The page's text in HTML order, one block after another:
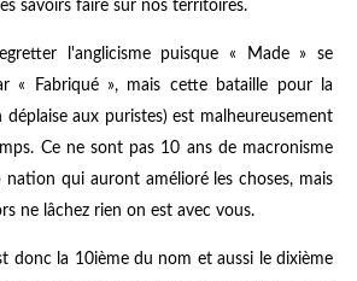
savoirs faire sur nos territoires.
l'anglicisme puisque « Made » se
« Fabriqué », mais cette bataille pour la
déplaise aux puristes) est malheureusement
Ce ne sont pas 10 ans de macronisme
qui auront amélioré les choses, mais
ne lâchez rien on est avec vous.
donc la 10ième du nom et aussi le dixième